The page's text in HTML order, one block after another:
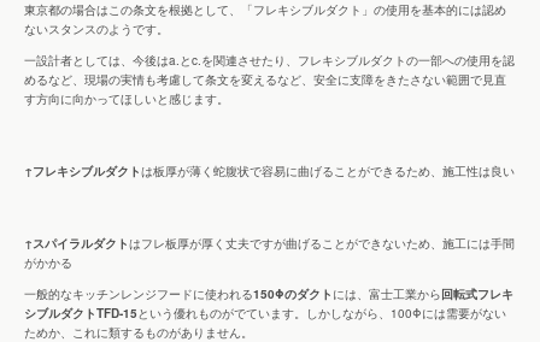
東京都の場合はこの条文を根拠として、「フレキシブルダクト」の使用を基本的には認め
ないスタンスのようです。
一設計者としては、今後はa.とc.を関連させたり、フレキシブルダクトの一部への使用を認
めるなど、現場の実情も考慮して条文を変えるなど、安全に支障をきたさない範囲で見直
す方向に向かってほしいと感じます。
↑フレキシブルダクトは板厚が薄く​蛇腹状で​容易に曲げることができるため、施工性は良い
↑スパイラルダクトはフレ板厚が厚く丈夫ですが曲げることができないため、施工には手間
がかかる
一般的なキッチンレンジフードに使われる150Φのダクト には、富士工業から回転式フレキ
シブルダクトTFD-15という優れものがでています。しかしながら、100Φには需要がない
ためか、これに類するものがありません。